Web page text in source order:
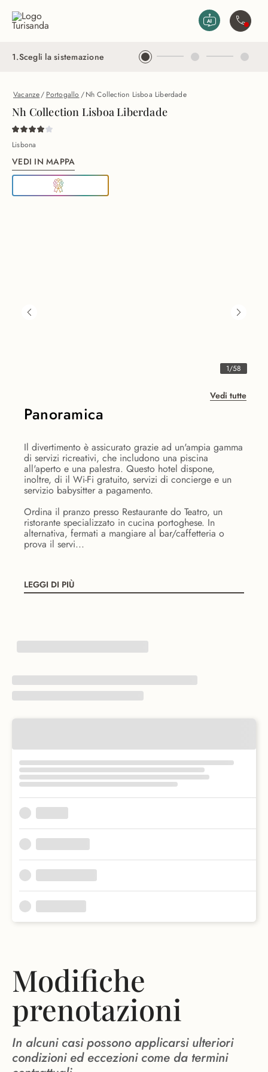
1.Scegli la sistemazione
Vacanze/ Portogallo /Nh Collection Lisboa Liberdade
Nh Collection Lisboa Liberdade
Lisbona
VEDI IN MAPPA
1/58
Vedi tutte
Panoramica
Il divertimento è assicurato grazie ad un'ampia gamma
di servizi ricreativi, che includono una piscina
all'aperto e una palestra. Questo hotel dispone,
inoltre, di il Wi-Fi gratuito, servizi di concierge e un
servizio babysitter a pagamento.
Ordina il pranzo presso Restaurante do Teatro, un
ristorante specializzato in cucina portoghese. In
alternativa, fermati a mangiare al bar/caffetteria o
prova il servi...
LEGGI DI PIÙ
Modifiche
prenotazioni
In alcuni casi possono applicarsi ulteriori
condizioni ed eccezioni come da termini